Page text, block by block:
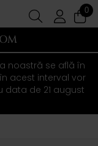
0
noastră se află în
acest interval vor
data de 21 august